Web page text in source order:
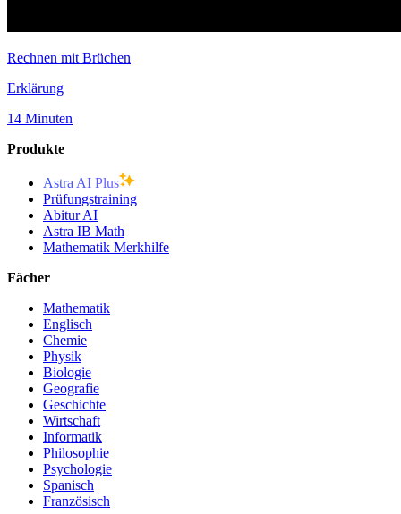
Rechnen mit Brüchen
Erklärung
14 Minuten
Produkte
Astra AI Plus
Prüfungstraining
Abitur AI
Astra IB Math
Mathematik Merkhilfe
Fächer
Mathematik
Englisch
Chemie
Physik
Biologie
Geografie
Geschichte
Wirtschaft
Informatik
Philosophie
Psychologie
Spanisch
Französisch